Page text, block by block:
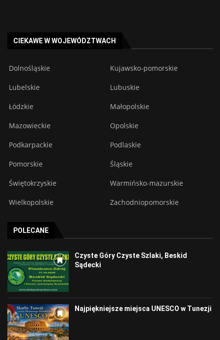
CIEKAWE W WOJEWÓDZTWACH
Dolnośląskie Kujawsko-pomorskie
Lubelskie Lubuskie
Łódzkie Małopolskie
Mazowieckie Opolskie
Podkarpackie Podlaskie
Pomorskie Śląskie
Świętokrzyskie Warmińsko-mazurskie
Wielkopolskie Zachodniopomorskie
POLECANE
Czyste Góry Czyste Szlaki, Beskid
Sądecki
Najpiękniejsze miejsca UNESCO w Tunezji